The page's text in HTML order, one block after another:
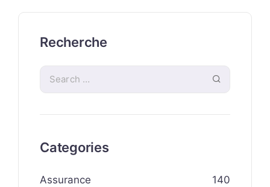
Recherche
Categories
Assurance 140